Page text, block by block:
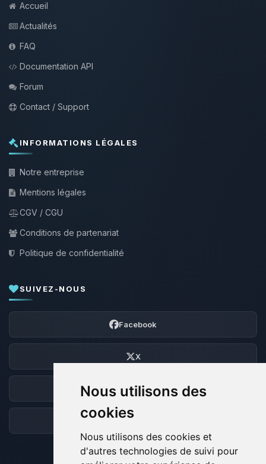
Nous utilisons des
cookies
Nous utilisons des cookies et
d'autres technologies de suivi pour
Accueil
Actualités
FAQ
Documentation API
Forum
Contact / Support
INFORMATIONS LÉGALES
Notre entreprise
Mentions légales
CGV / CGU
Conditions de partenariat
Politique de confidentialité
SUIVEZ-NOUS
Facebook
X
Discord
Forum